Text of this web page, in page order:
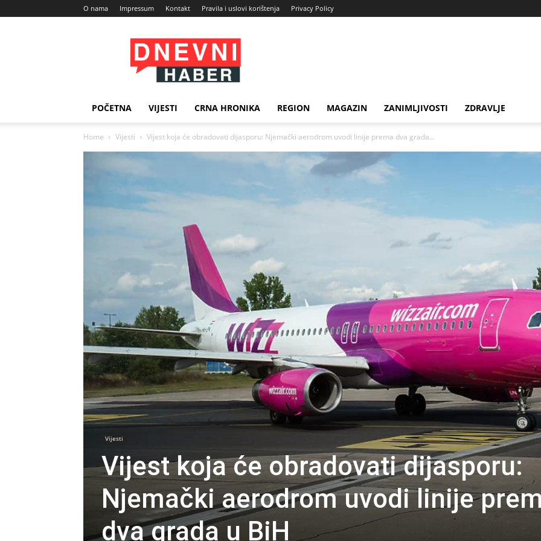
O nama Impressum Kontakt Pravila i uslovi korištenja Privacy Policy
Dnevni
Haber
POČETNA VIJESTI CRNA HRONIKA REGION MAGAZIN ZANIMLJIVOSTI ZDRAVLJE
Home Vijesti Vijest koja će obradovati dijasporu: Njemački aerodrom uvodi linije prema dva grada...
Vijesti
Vijest koja će obradovati dijasporu:
Njemački aerodrom uvodi linije
dva grada u BiH